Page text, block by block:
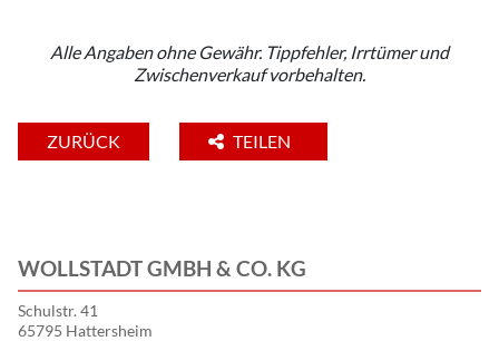
Alle Angaben ohne Gewähr. Tippfehler, Irrtümer und
Zwischenverkauf vorbehalten.
ZURÜCK TEILEN
WOLLSTADT GMBH & CO. KG
Schulstr. 41
65795 Hattersheim